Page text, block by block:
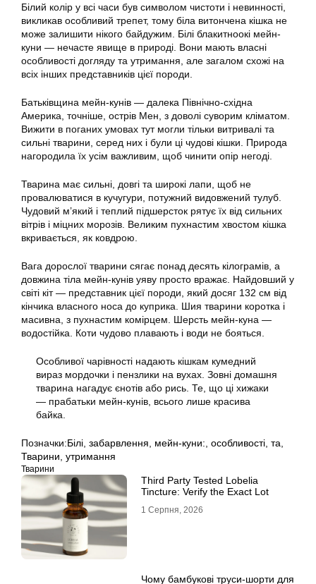
Білий колір у всі часи був символом чистоти і невинності,
викликав особливий трепет, тому біла витончена кішка не
може залишити нікого байдужим. Білі блакитноокі мейн-
куни — нечасте явище в природі. Вони мають власні
особливості догляду та утримання, але загалом схожі на
всіх інших представників цієї породи.
Батьківщина мейн-кунів — далека Північно-східна
Америка, точніше, острів Мен, з доволі суворим кліматом.
Вижити в поганих умовах тут могли тільки витривалі та
сильні тварини, серед них і були ці чудові кішки. Природа
нагородила їх усім важливим, щоб чинити опір негоді.
Тварина має сильні, довгі та широкі лапи, щоб не
провалюватися в кучугури, потужний видовжений тулуб.
Чудовий м’який і теплий підшерсток рятує їх від сильних
вітрів і міцних морозів. Великим пухнастим хвостом кішка
вкривається, як ковдрою.
Вага дорослої тварини сягає понад десять кілограмів, а
довжина тіла мейн-кунів уяву просто вражає. Найдовший у
світі кіт — представник цієї породи, який досяг 132 см від
кінчика власного носа до куприка. Шия тварини коротка і
масивна, з пухнастим комірцем. Шерсть мейн-куна —
водостійка. Коти чудово плавають і води не бояться.
Особливої чарівності надають кішкам кумедний
вираз мордочки і пензлики на вухах. Зовні домашня
тварина нагадує єнотів або рись. Те, що ці хижаки
— прабатьки мейн-кунів, всього лише красива
байка.
Позначки:Білі забарвлення мейн-куни: особливості та
Тварини утримання
Тварини
Third Party Tested Lobelia
Tincture: Verify the Exact Lot
1 Серпня, 2026
Чому бамбукові труси-шорти для